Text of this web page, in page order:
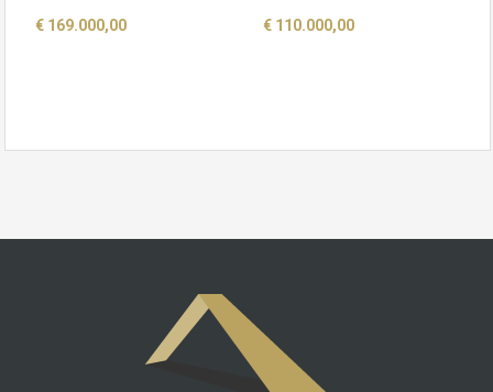
€ 169.000,00 € 110.000,00